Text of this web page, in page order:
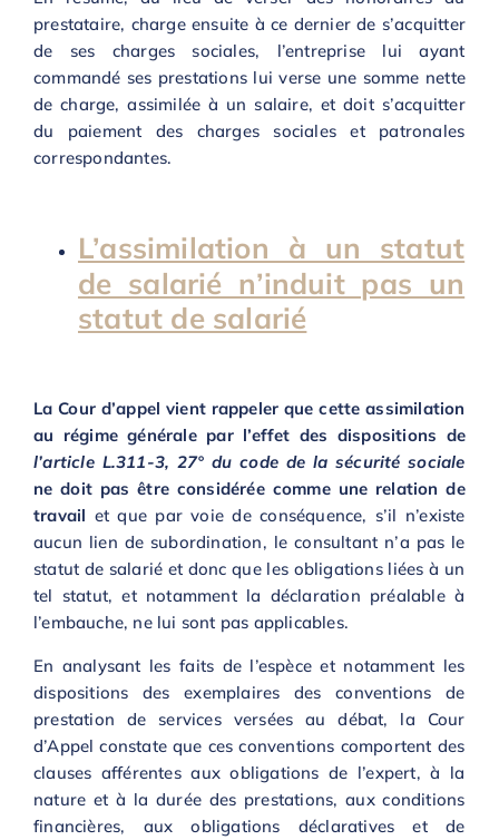
prestataire, charge ensuite à ce dernier de s’acquitter
de ses charges sociales, l’entreprise lui ayant
commandé ses prestations lui verse une somme nette
de charge, assimilée à un salaire, et doit s’acquitter
du paiement des charges sociales et patronales
correspondantes.
L’assimilation à un statut
de salarié n’induit pas un
statut de salarié
La Cour d’appel vient rappeler que cette assimilation
au régime générale par l’effet des dispositions de
l’article L.311-3, 27° du code de la sécurité sociale
ne doit pas être considérée comme une relation de
travail et que par voie de conséquence, s’il n’existe
aucun lien de subordination, le consultant n’a pas le
statut de salarié et donc que les obligations liées à un
tel statut, et notamment la déclaration préalable à
l’embauche, ne lui sont pas applicables.
En analysant les faits de l’espèce et notamment les
dispositions des exemplaires des conventions de
prestation de services versées au débat, la Cour
d’Appel constate que ces conventions comportent des
clauses afférentes aux obligations de l’expert, à la
nature et à la durée des prestations, aux conditions
financières, aux obligations déclaratives et de